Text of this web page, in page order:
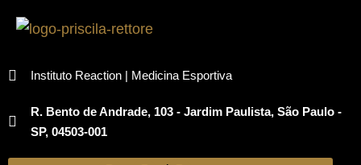
Instituto Reaction | Medicina Esportiva
R. Bento de Andrade, 103 - Jardim Paulista, São Paulo -
SP, 04503-001